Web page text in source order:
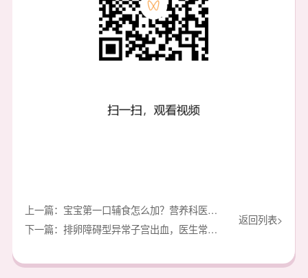
上一篇：宝宝第一口辅食怎么加？营养科医生来教你
下一篇：排卵障碍型异常子宫出血，医生常用哪些药？
返回列表>